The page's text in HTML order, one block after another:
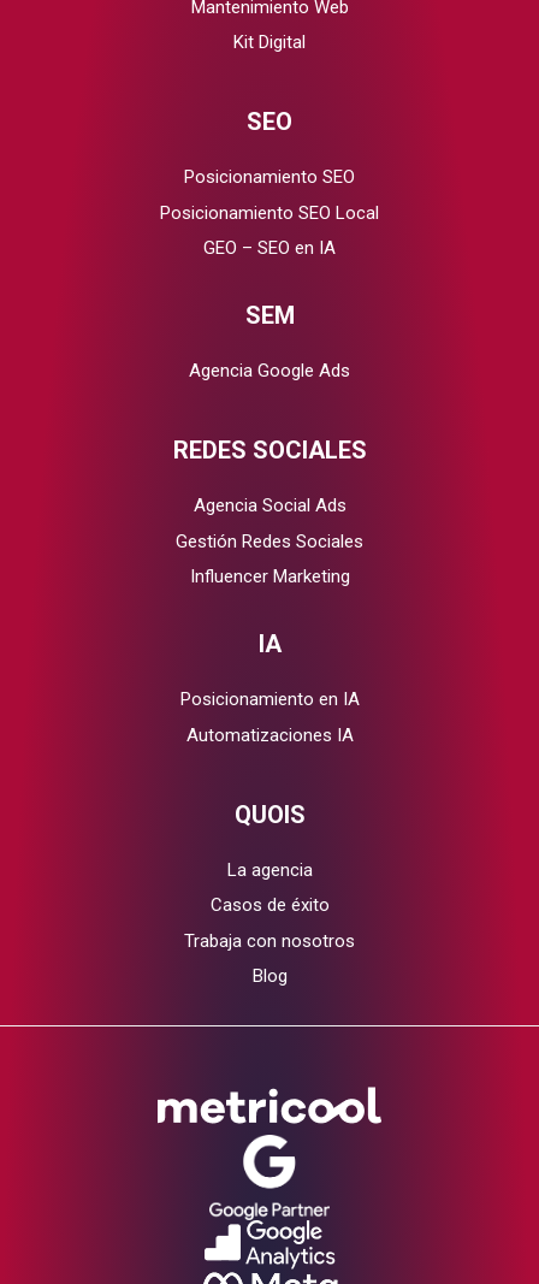
Mantenimiento Web
Kit Digital
SEO
Posicionamiento SEO
Posicionamiento SEO Local
GEO – SEO en IA
SEM
Agencia Google Ads
REDES SOCIALES
Agencia Social Ads
Gestión Redes Sociales
Influencer Marketing
IA
Posicionamiento en IA
Automatizaciones IA
QUOIS
La agencia
Casos de éxito
Trabaja con nosotros
Blog